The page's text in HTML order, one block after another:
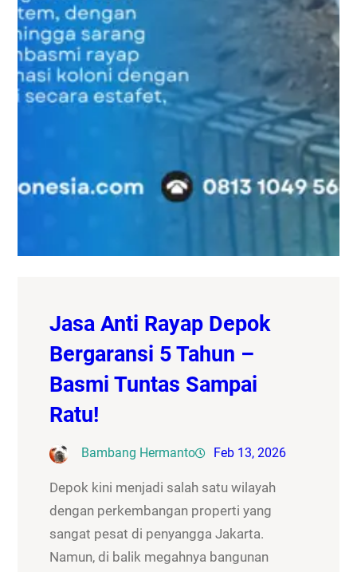
Jasa Anti Rayap Depok
Bergaransi 5 Tahun –
Basmi Tuntas Sampai
Ratu!
Bambang Hermanto Feb 13, 2026
Depok kini menjadi salah satu wilayah
dengan perkembangan properti yang
sangat pesat di penyangga Jakarta.
Namun, di balik megahnya bangunan